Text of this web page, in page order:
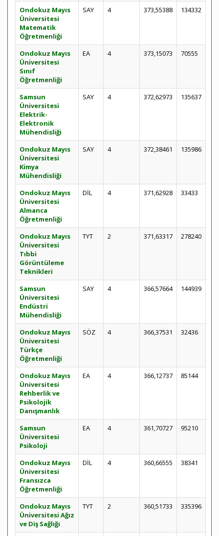
Ondokuz Mayıs
Üniversitesi
Matematik
Öğretmenliği
SAY 4 373,55388 134332
Ondokuz Mayıs
Üniversitesi
Sınıf
Öğretmenliği
EA 4 373,15073 70555
Samsun
Üniversitesi
Elektrik-
Elektronik
Mühendisliği
SAY 4 372,62973 135637
Ondokuz Mayıs
Üniversitesi
Kimya
Mühendisliği
SAY 4 372,38461 135986
Ondokuz Mayıs
Üniversitesi
Almanca
Öğretmenliği
DİL 4 371,62928 33433
Ondokuz Mayıs
Üniversitesi
Tıbbi
Görüntüleme
Teknikleri
TYT 2 371,63317 278240
Samsun
Üniversitesi
Endüstri
Mühendisliği
SAY 4 366,57664 144939
Ondokuz Mayıs
Üniversitesi
Türkçe
Öğretmenliği
SÖZ 4 366,37531 32436
Ondokuz Mayıs
Üniversitesi
Rehberlik ve
Psikolojik
Danışmanlık
EA 4 366,12737 85144
Samsun
Üniversitesi
Psikoloji
EA 4 361,70727 95210
Ondokuz Mayıs
Üniversitesi
Fransızca
Öğretmenliği
DİL 4 360,66555 38341
Ondokuz Mayıs
Üniversitesi Ağız
ve Diş Sağlığı
TYT 2 360,51733 335396